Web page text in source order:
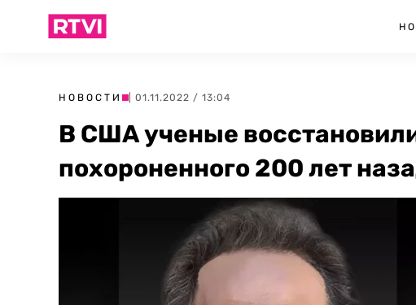
НОВОСТИ | 01.11.2022 / 13:04
В США ученые
похороненного 200 лет